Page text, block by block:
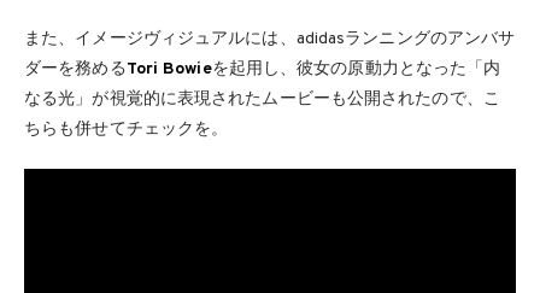
また、イメージヴィジュアルには、adidasランニングのアンバサ
ダーを務めるTori Bowieを起用し、彼女の原動力となった「内
なる光」が視覚的に表現されたムービーも公開されたので、こ
ちらも併せてチェックを。